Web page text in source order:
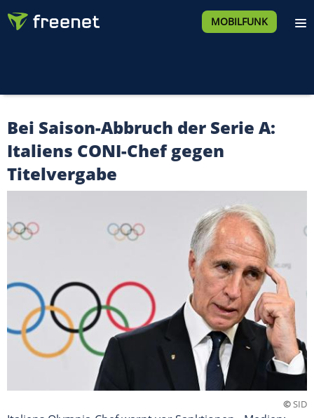
MOBILFUNK
Bei Saison-Abbruch der Serie A:
Italiens CONI-Chef gegen
Titelvergabe
©SID